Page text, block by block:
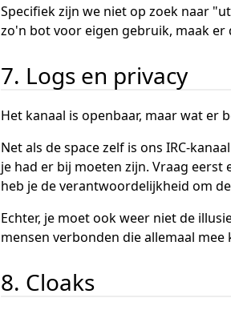
Specifiek zijn we niet op zoek naar
zo'n bot voor eigen gebruik, maak er
7. Logs en privacy
Het kanaal is openbaar, maar wat er
Net als de space zelf is ons IRC-
je had er bij moeten zijn. Vraag
heb je de verantwoordelijkheid om
Echter, je moet ook weer niet de
mensen verbonden die allemaal
8. Cloaks